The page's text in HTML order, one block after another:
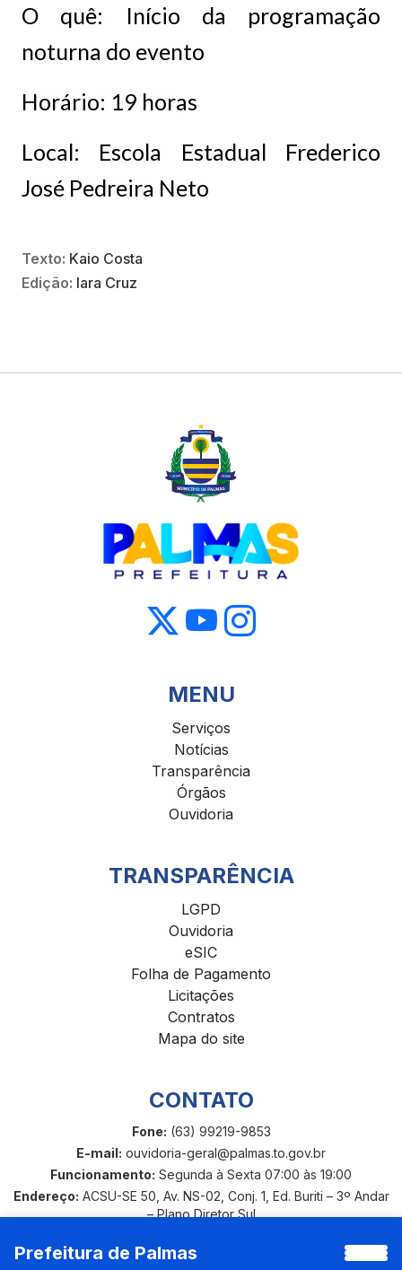
Prefeitura de Palmas
O quê: Início da programação
noturna do evento
Horário: 19 horas
Local: Escola Estadual Frederico
José Pedreira Neto
Texto: Kaio Costa
Edição: Iara Cruz
MENU
Serviços
Notícias
Transparência
Órgãos
Ouvidoria
TRANSPARÊNCIA
LGPD
Ouvidoria
eSIC
Folha de Pagamento
Licitações
Contratos
Mapa do site
CONTATO
Fone: (63) 99219-9853
E-mail: ouvidoria-geral@palmas.to.gov.br
Funcionamento: Segunda à Sexta 07:00 às 19:00
Endereço: ACSU-SE 50, Av. NS-02, Conj. 1, Ed. Buriti – 3º Andar
– Plano Diretor Sul